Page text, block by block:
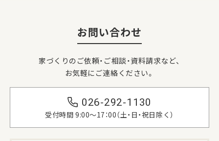
お問い合わせ
家づくりのご依頼・ご相談・資料請求など、
お気軽にご連絡ください。
026-292-1130
受付時間 9:00〜17：00（土・日・祝日除く）